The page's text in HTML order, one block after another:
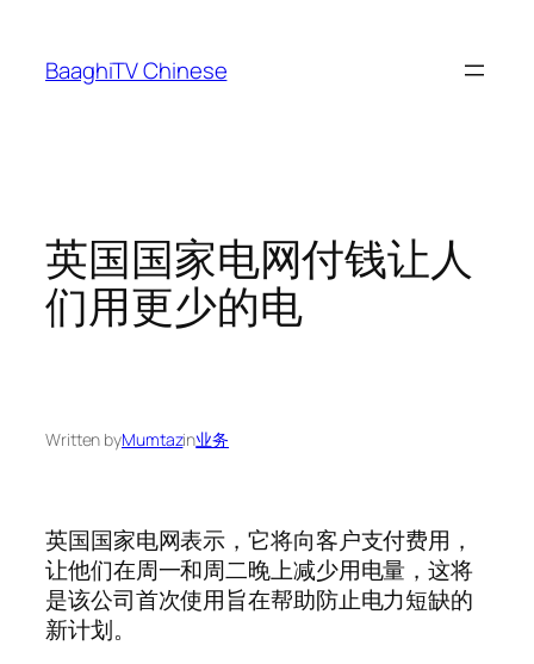
content
BaaghiTV Chinese
英国国家电网付钱让人
们用更少的电
Written byMumtazin业务
英国国家电网表示，它将向客户支付费用，
让他们在周一和周二晚上减少用电量，这将
是该公司首次使用旨在帮助防止电力短缺的
新计划。